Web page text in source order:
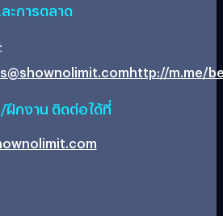
ะการตลาด
http://m.me/
ฝึกงาน ติดต่อได้ที่